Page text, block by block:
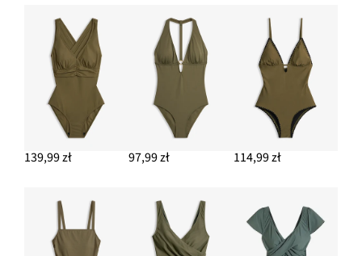
139,99 zł 97,99 zł 114,99 zł